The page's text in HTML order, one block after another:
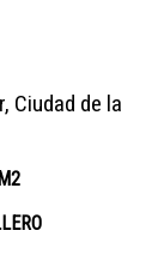
Ciudad de la